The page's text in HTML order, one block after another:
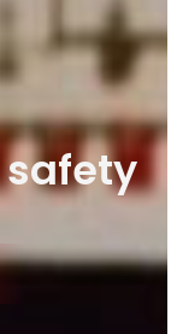
safety